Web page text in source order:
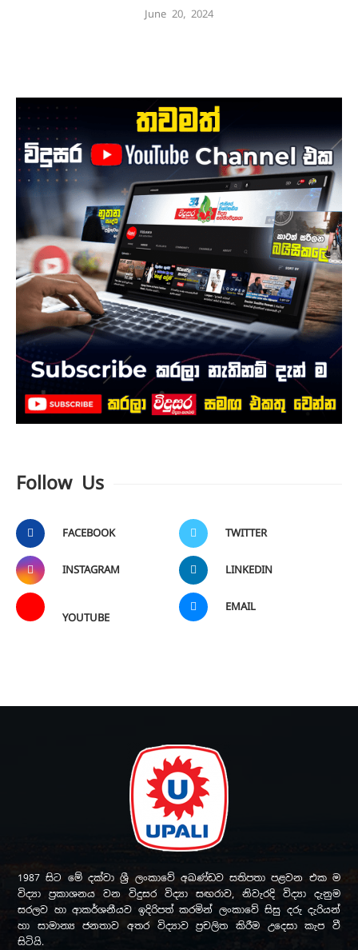
June 20, 2024
Follow Us
FACEBOOK TWITTER
INSTAGRAM LINKEDIN
YOUTUBE
EMAIL
1987 සිට මේ දක්වා ශ්‍රී ලංකාවේ අඛණ්ඩව සතිපතා පළවන එක ම
විද්‍යා ප්‍රකාශනය වන විදුසර විද්‍යා සඟරාව, නිවැරදි විද්‍යා දැනුම
සරලව හා ආකර්ශනීයව ඉදිරිපත් කරමින් ලංකාවේ සිසු දරු දැරියන්
හා සාමාන්‍ය ජනතාව අතර විද්‍යාව ප්‍රචලිත කිරීම උදෙසා කැප වී
සිටියි.